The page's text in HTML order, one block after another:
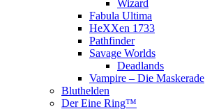
Wizard
Fabula Ultima
HeXXen 1733
Pathfinder
Savage Worlds
Deadlands
Vampire – Die Maskerade
Bluthelden
Der Eine Ring™